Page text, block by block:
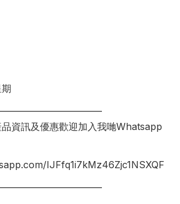
資訊及優惠歡迎加入我哋Whatsapp
IJFfq1i7kMz46Zjc1NSXQF